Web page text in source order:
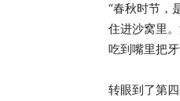
“春秋时节，
住进沙窝里
吃到嘴里把
转眼到了第